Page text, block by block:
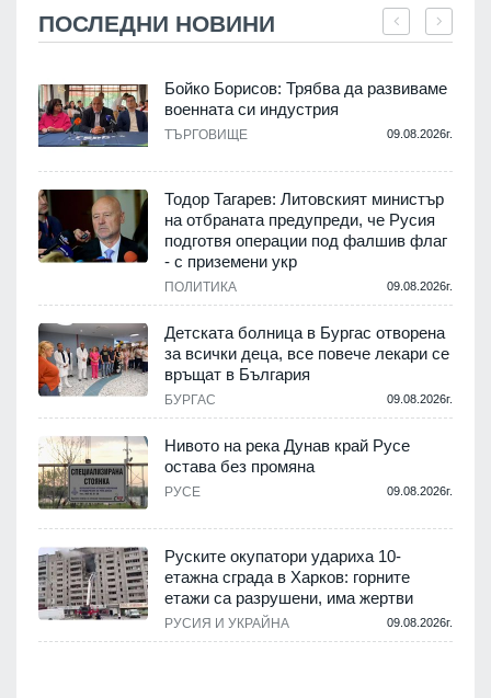
ПОСЛЕДНИ НОВИНИ
Бойко Борисов: Трябва да развиваме
военната си индустрия
ТЪРГОВИЩЕ 09.08.2026г.
Тодор Тагарев: Литовският министър
на отбраната предупреди, че Русия
подготвя операции под фалшив флаг
- с приземени укр
ПОЛИТИКА 09.08.2026г.
Детската болница в Бургас отворена
за всички деца, все повече лекари се
връщат в България
БУРГАС 09.08.2026г.
Нивото на река Дунав край Русе
остава без промяна
РУСЕ 09.08.2026г.
Руските окупатори удариха 10-
етажна сграда в Харков: горните
етажи са разрушени, има жертви
РУСИЯ И УКРАЙНА 09.08.2026г.